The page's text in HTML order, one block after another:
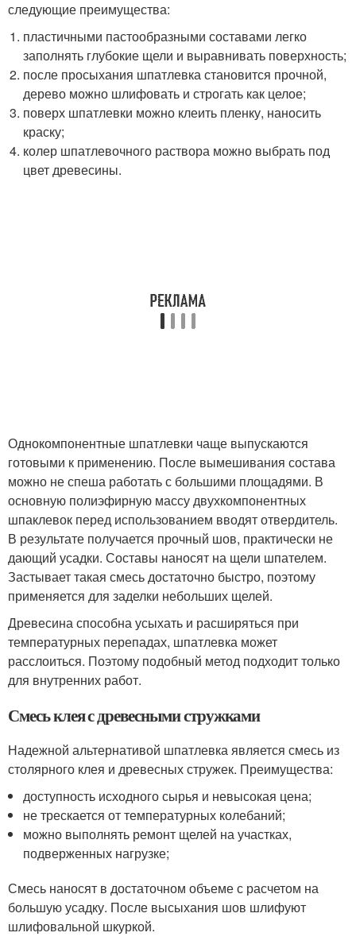
следующие преимущества:
пластичными пастообразными составами легко
заполнять глубокие щели и выравнивать поверхность;
после просыхания шпатлевка становится прочной,
дерево можно шлифовать и строгать как целое;
поверх шпатлевки можно клеить пленку, наносить
краску;
колер шпатлевочного раствора можно выбрать под
цвет древесины.
Однокомпонентные шпатлевки чаще выпускаются
готовыми к применению. После вымешивания состава
можно не спеша работать с большими площадями. В
основную полиэфирную массу двухкомпонентных
шпаклевок перед использованием вводят отвердитель.
В результате получается прочный шов, практически не
дающий усадки. Составы наносят на щели шпателем.
Застывает такая смесь достаточно быстро, поэтому
применяется для заделки небольших щелей.
Древесина способна усыхать и расширяться при
температурных перепадах, шпатлевка может
расслоиться. Поэтому подобный метод подходит только
для внутренних работ.
Смесь клея с древесными стружками
Надежной альтернативой шпатлевка является смесь из
столярного клея и древесных стружек. Преимущества:
доступность исходного сырья и невысокая цена;
не трескается от температурных колебаний;
можно выполнять ремонт щелей на участках,
подверженных нагрузке;
Смесь наносят в достаточном объеме с расчетом на
большую усадку. После высыхания шов шлифуют
шлифовальной шкуркой.